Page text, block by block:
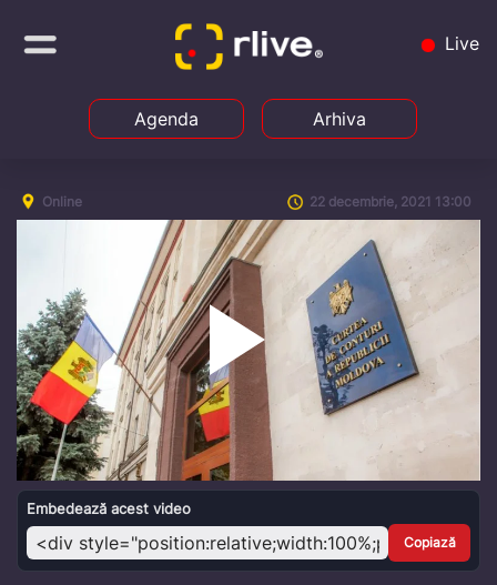
Live
Agenda Arhiva
Online 22 decembrie, 2021 13:00
Play
Video
Embedează acest video
Copiază